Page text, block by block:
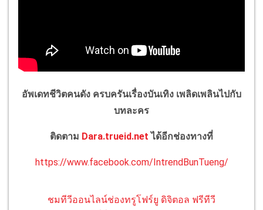
อัพเดทชีวิตคนดัง ครบครันเรื่องบันเทิง เพลิดเพลินไปกับ
บทละคร
ติดตาม Dara.trueid.net ได้อีกช่องทางที่
https://www.facebook.com/IntrendBunTueng/
ชมทีวีออนไลน์ช่องทรูโฟร์ยู ดิจิตอล ฟรีทีวี